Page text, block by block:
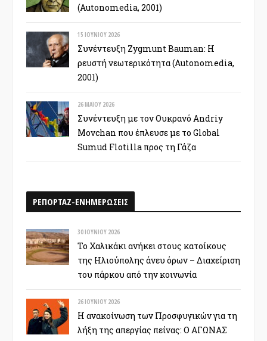
(Autonomedia, 2001)
15 ΙΟΥΝΊΟΥ 2026
Συνέντευξη Zygmunt Bauman: Η
ρευστή νεωτερικότητα (Autonomedia,
2001)
26 ΜΑΪ́ΟΥ 2026
Συνέντευξη με τον Ουκρανό Andriy
Movchan που έπλευσε με το Global
Sumud Flotilla προς τη Γάζα
ΡΕΠΟΡΤΑΖ-ΕΝΗΜΕΡΩΣΕΙΣ
30 ΙΟΥΝΊΟΥ 2026
Το Χαλικάκι ανήκει στους κατοίκους
της Ηλιούπολης άνευ όρων – Διαχείριση
του πάρκου από την κοινωνία
26 ΙΟΥΝΊΟΥ 2026
Η ανακοίνωση των Προσφυγικών για τη
λήξη της απεργίας πείνας: Ο ΑΓΩΝΑΣ